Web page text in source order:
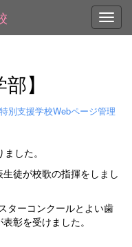
】
別支援学校Webページ管理
した。
徒が校歌の指揮をしまし
ターコンクールとよい歯
彰を受けました。